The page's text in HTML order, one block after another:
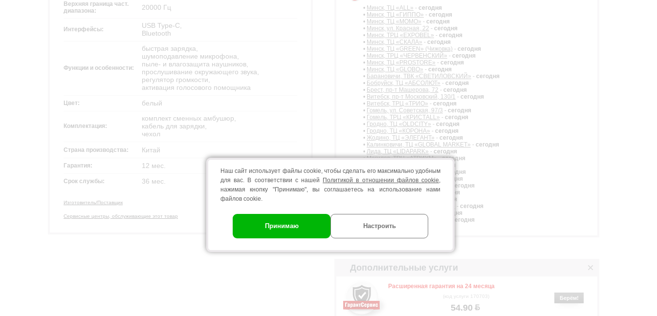
Верхняя граница част.
диапазона:
20000 Гц
Интерфейсы:
USB Type-C,
Bluetooth
Функции и особенности:
быстрая зарядка,
шумоподавление микрофона,
пыле- и влагозащита наушников,
прослушивание окружающего звука,
регулятор громкости,
активация голосового помощника
Цвет: белый
Комплектация:
комплект сменных амбушюр,
кабель для зарядки,
чехол
Страна производства: Китай
Гарантия: 12 мес.
Срок службы: 36 мес.
Изготовитель/Поставщик
Сервисные центры, обслуживающие этот товар
• Минск, ТЦ «ALL» - сегодня
• Минск, ТЦ «ГИППО» - сегодня
• Минск, ТЦ «МОМО» - сегодня
• Минск, ул. Красная, 22 - сегодня
• Минск, ТРЦ «EXPOBEL» - сегодня
• Минск, ТЦ «СКАЛА» - сегодня
• Минск, ТЦ «GREEN» (Чижовка) - сегодня
• Минск, ТРЦ «ЧЕРВЕНСКИЙ» - сегодня
• Минск, ТЦ «PROSTORE» - сегодня
• Минск, ТЦ «GLOBO» - сегодня
• Барановичи, ТВК «СВЕТИЛОВСКИЙ» - сегодня
• Бобруйск, ТЦ «АБСОЛЮТ» - сегодня
• Брест, пр-т Машерова, 72 - сегодня
• Витебск, пр-т Московский, 130/1 - сегодня
• Витебск, ТРЦ «ТРИО» - сегодня
• Гомель, ул. Советская, 97/3 - сегодня
• Гомель, ТРЦ «КРИСТАLL» - сегодня
• Гродно, ТЦ «OLDCITY» - сегодня
• Гродно, ТЦ «КОРОНА» - сегодня
• Жодино, ТЦ «ЭЛЕГАНТ» - сегодня
• Калинковичи, ТЦ «GLOBAL MARKET» - сегодня
• Лида, ТЦ «LIDAPARK» - сегодня
•Могилев, ТРЦ «АТРИУМ»-сегодня
сегодня
• Могилев, ТРЦ «АРМАДА»-
сегодня
•Мозырь, ТЦ «БУЛЬВАР»-
сегодня
сегодня
Пинск, ТЦ «PINAPARK»-сегодня
сегодня
- сегодня
•Слуцк, ТЦ «ЕВРОПАРК»
сегодня
Солигорск, ТРЦ «N3 PLAZA» сегодня
Дополнительные услуги
Расширенная гарантия на 24 месяца
(код услуги 170703)
54.90
Берём!
Наш сайт использует файлы cookie, чтобы сделать его максимально удобным
для вас. В соответствии с нашей Политикой в отношении файлов cookie
нажимая кнопку "Принимаю", вы соглашаетесь на использование нами
файлов cookie.
Принимаю Настроить